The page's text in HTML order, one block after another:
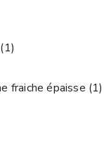
(1)
fraiche épaisse (1)